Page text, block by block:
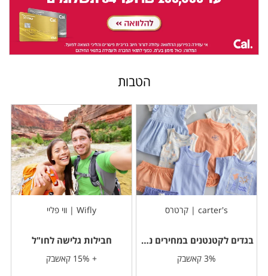
הטבות
carter's | קרטרס
בגדים לקטנטנים במחירים נוחים
3% קאשבק
Wifly | ווי פליי
חבילות גלישה לחו"ל
+ 15% קאשבק